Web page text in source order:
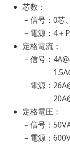
芯数：
－信号：0芯
－電源：4＋
定格電流：
－信号：
－電源：
定格電圧：
－信号：
－電源：